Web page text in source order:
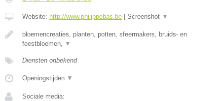
Website: http://www.philippebas.be Screenshot ▼
bloemencreaties, planten, potten, sfeermakers, bruids- en
feestbloemen, ▼
Diensten onbekend
Openingstijden ▼
Sociale media: